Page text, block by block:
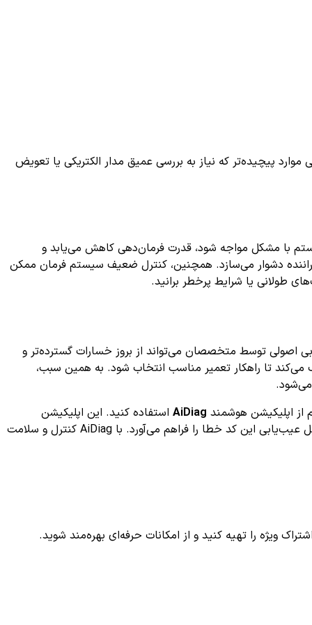
پیچیده‌تر که نیاز به بررسی عمیق مدار الکتریکی یا تعویض
با مشکل مواجه شود، قدرت فرمان‌دهی کاهش می‌یابد و
دشوار می‌سازد. همچنین، کنترل ضعیف سیستم فرمان ممکن
طولانی یا شرایط پرخطر برانید.
توسط متخصصان می‌تواند از بروز خسارات گسترده‌تر و
تا راهکار تعمیر مناسب انتخاب شود. به همین سبب،
می‌شود.
AiDiag استفاده کنید. این اپلیکیشن
تخصصی با رابط کاربری ساده و جامع، شما را در هر مرحله از تشخیص و رفع خطاهای خودرو همراهی می‌کند و امکان مشاهده رایگان مراحل عیب‌یابی این کد خطا را فراهم می‌آورد. با AiDiag کنترل و سلامت
ویژه را تهیه کنید و از امکانات حرفه‌ای بهره‌مند شوید.